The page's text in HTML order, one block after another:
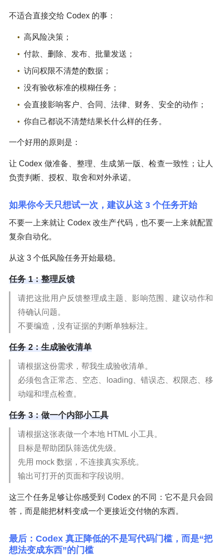
不适合直接交给 Codex 的事：
高风险决策；
付款、删除、发布、批量发送；
访问权限不清楚的数据；
没有验收标准的模糊任务；
会直接影响客户、合同、法律、财务、安全的动作；
你自己都说不清楚结果长什么样的任务。
一个好用的原则是：
让 Codex 做准备、整理、生成第一版、检查一致性；让人
负责判断、授权、取舍和对外承诺。
如果你今天只想试一次，建议从这 3 个任务开始
不要一上来就让 Codex 改生产代码，也不要一上来就配置
复杂自动化。
从这 3 个低风险任务开始最稳。
任务 1：整理反馈
请把这批用户反馈整理成主题、影响范围、建议动作和
待确认问题。
不要编造，没有证据的判断单独标注。
任务 2：生成验收清单
请根据这份需求，帮我生成验收清单。
必须包含正常态、空态、loading、错误态、权限态、移
动端和埋点检查。
任务 3：做一个内部小工具
请根据这张表做一个本地 HTML 小工具。
目标是帮助团队筛选优先级。
先用 mock 数据，不连接真实系统。
输出可打开的页面和字段说明。
这三个任务足够让你感受到 Codex 的不同：它不是只会回
答，而是能把材料变成一个更接近交付物的东西。
最后：Codex 真正降低的不是写代码门槛，而是“把
想法变成东西”的门槛